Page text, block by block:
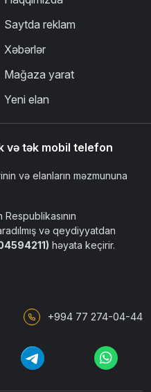
Saytda reklam
Xəbərlər
Mağaza yarat
Yeni elan
və tək mobil telefon
və elanların məzmununa
Respublikasının
və qeydiyyatdan
həyata keçirir.
+994 77 274-04-44